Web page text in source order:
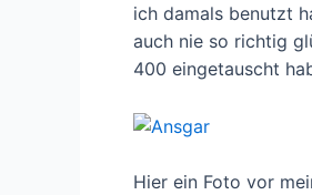
ich damals benutzt
auch nie so richtig
400 eingetauscht
Hier ein Foto vor